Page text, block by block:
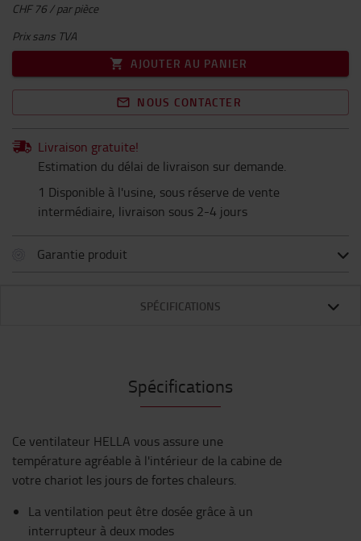
CHF 76 / par pièce
Prix sans TVA
AJOUTER AU PANIER
NOUS CONTACTER
Livraison gratuite!
Estimation du délai de livraison sur demande.
1 Disponible à l'usine, sous réserve de vente
intermédiaire, livraison sous 2-4 jours
Garantie produit
SPÉCIFICATIONS
Spécifications
Ce ventilateur HELLA vous assure une
température agréable à l'intérieur de la cabine de
votre chariot les jours de fortes chaleurs.
La ventilation peut être dosée grâce à un
interrupteur à deux modes